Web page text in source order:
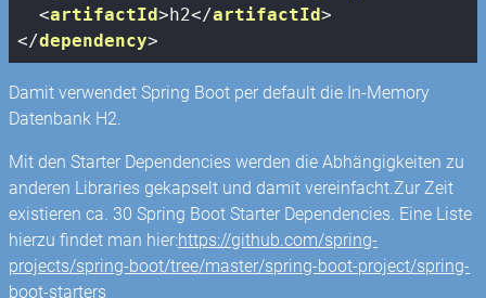
<artifactId>h2</artifactId>
</dependency>
Damit verwendet Spring Boot per default die In-Memory
Datenbank H2.
Mit den Starter Dependencies werden die Abhängigkeiten zu
anderen Libraries gekapselt und damit vereinfacht.Zur Zeit
existieren ca. 30 Spring Boot Starter Dependencies. Eine Liste
hierzu findet man hier:https://github.com/spring-
projects/spring-boot/tree/master/spring-boot-project/spring-
boot-starters